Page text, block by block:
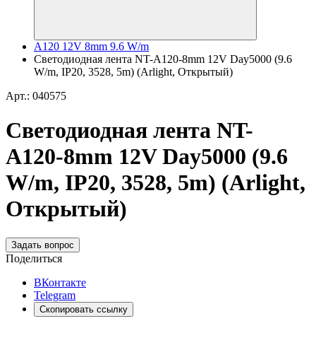
A120 12V 8mm 9.6 W/m
Светодиодная лента NT-A120-8mm 12V Day5000 (9.6
W/m, IP20, 3528, 5m) (Arlight, Открытый)
Арт.: 040575
Светодиодная лента NT-
A120-8mm 12V Day5000 (9.6
W/m, IP20, 3528, 5m) (Arlight,
Открытый)
Задать вопрос
Поделиться
ВКонтакте
Telegram
Скопировать ссылку